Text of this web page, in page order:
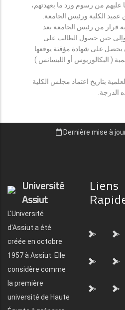
عليهم من رسوم ورد ما بعهدتهم،
عميد الكلية ورئيس الجامعة.
قرار من رئيس الجامعة بعد
حين حصول الطالب على
يحصل على شهادة مؤقتة يوقعها
( البكالوريوس أو الليسانس )
بتاريخ اعتماد مجلس الكلية
الدرجة.
Dernière mise à
Université
Assiut
L'Université
d'Assiut a été
créée en octobre
1957 à Assiut. Elle
considère comme
la première
université de Haute
Liens
"> ">
"> ">
"> ">